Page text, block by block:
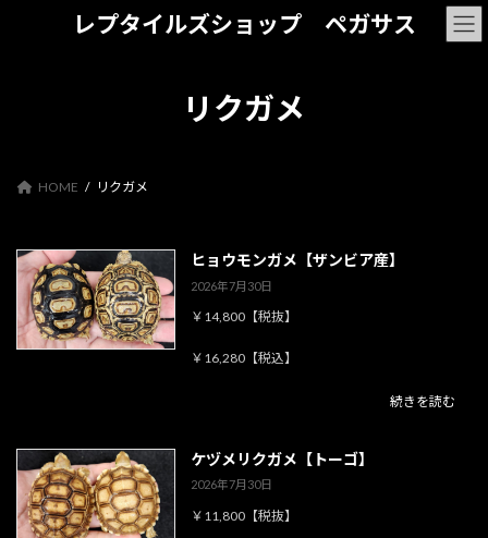
レプタイルズショップ ペガサス
リクガメ
HOME リクガメ
ヒョウモンガメ【ザンビア産】
2026年7月30日
￥14,800【税抜】
￥16,280【税込】
続きを読む
ケヅメリクガメ【トーゴ】
2026年7月30日
￥11,800【税抜】